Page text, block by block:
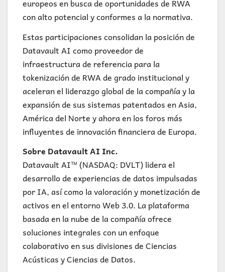
europeos en busca de oportunidades de RWA
con alto potencial y conformes a la normativa.
Estas participaciones consolidan la posición de
Datavault AI como proveedor de
infraestructura de referencia para la
tokenización de RWA de grado institucional y
aceleran el liderazgo global de la compañía y la
expansión de sus sistemas patentados en Asia,
América del Norte y ahora en los foros más
influyentes de innovación financiera de Europa.
Sobre Datavault AI Inc.
Datavault AI™ (NASDAQ: DVLT) lidera el
desarrollo de experiencias de datos impulsadas
por IA, así como la valoración y monetización de
activos en el entorno Web 3.0. La plataforma
basada en la nube de la compañía ofrece
soluciones integrales con un enfoque
colaborativo en sus divisiones de Ciencias
Acústicas y Ciencias de Datos.